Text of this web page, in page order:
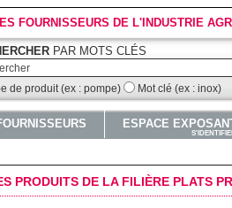
FOURNISSEURS DE L'INDUSTRIE
PAR MOTS CLÉS
de produit (ex : pompe) Mot clé (ex : inox)
ESPACE
PRODUITS DE LA FILIÈRE PLATS